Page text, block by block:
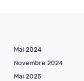
Mai 2024
Novembre 2024
Mai 2025